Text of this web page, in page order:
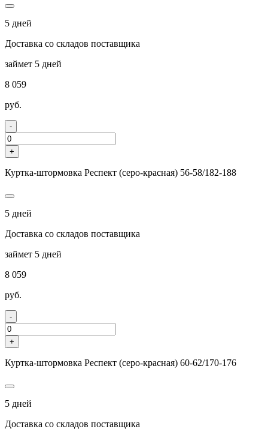
5 дней
Доставка со складов поставщика
займет 5 дней
8 059
руб.
-
+
Куртка-штормовка Респект (серо-красная) 56-58/182-188
5 дней
Доставка со складов поставщика
займет 5 дней
8 059
руб.
-
+
Куртка-штормовка Респект (серо-красная) 60-62/170-176
5 дней
Доставка со складов поставщика